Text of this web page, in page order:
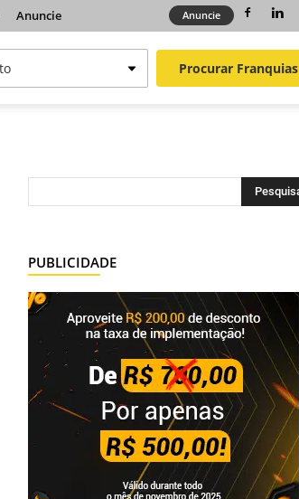
Anuncie Anuncie
Procurar Franquias
PUBLICIDADE